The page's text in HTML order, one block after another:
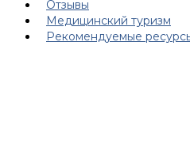
Отзывы
Медицинский туризм
Рекомендуемые